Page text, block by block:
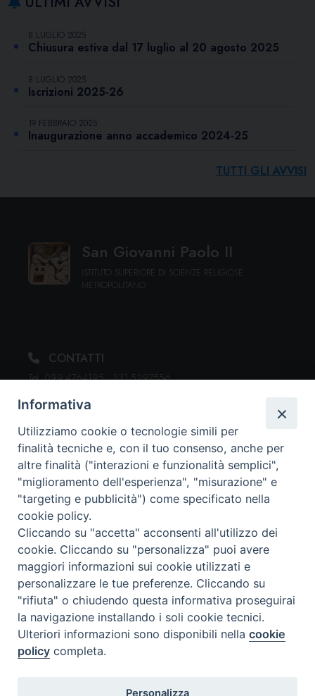
8 LUGLIO 2025
Chiusura estiva dal 17 luglio al 20 agosto 2025
8 LUGLIO 2025
Iscrizioni 2025-26
19 FEBBRAIO 2025
Inaugurazione anno accademico 2024-25
TUTTI GLI AVVISI
San Giovanni Paolo II
ISTITUTO SUPERIORE DI SCIENZE RELIGIOSE
METROPOLITANO
CONTATTI
Tel. 099.4764195 · 331.5297556
ORARI DI SEGRETERIA
Dal lunedì al venerdì: 15:30 - 19:00
DOVE SIAMO
Via Duomo, 107
74123 Taranto (TA)
SEGUICI SU
Informativa
Utilizziamo cookie o tecnologie simili per
finalità tecniche e, con il tuo consenso, anche per
altre finalità ("interazioni e funzionalità semplici",
"miglioramento dell'esperienza", "misurazione" e
"targeting e pubblicità") come specificato nella
cookie policy.
Cliccando su "accetta" acconsenti all'utilizzo dei
cookie. Cliccando su "personalizza" puoi avere
maggiori informazioni sui cookie utilizzati e
personalizzare le tue preferenze. Cliccando su
"rifiuta" o chiudendo questa informativa proseguirai
la navigazione installando i soli cookie tecnici.
Ulteriori informazioni sono disponibili nellacookie
policy completa.
Personalizza